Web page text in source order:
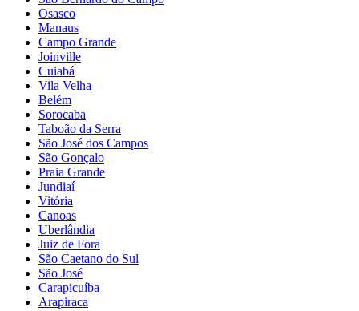
Osasco
Manaus
Campo Grande
Joinville
Cuiabá
Vila Velha
Belém
Sorocaba
Taboão da Serra
São José dos Campos
São Gonçalo
Praia Grande
Jundiaí
Vitória
Canoas
Uberlândia
Juiz de Fora
São Caetano do Sul
São José
Carapicuíba
Arapiraca